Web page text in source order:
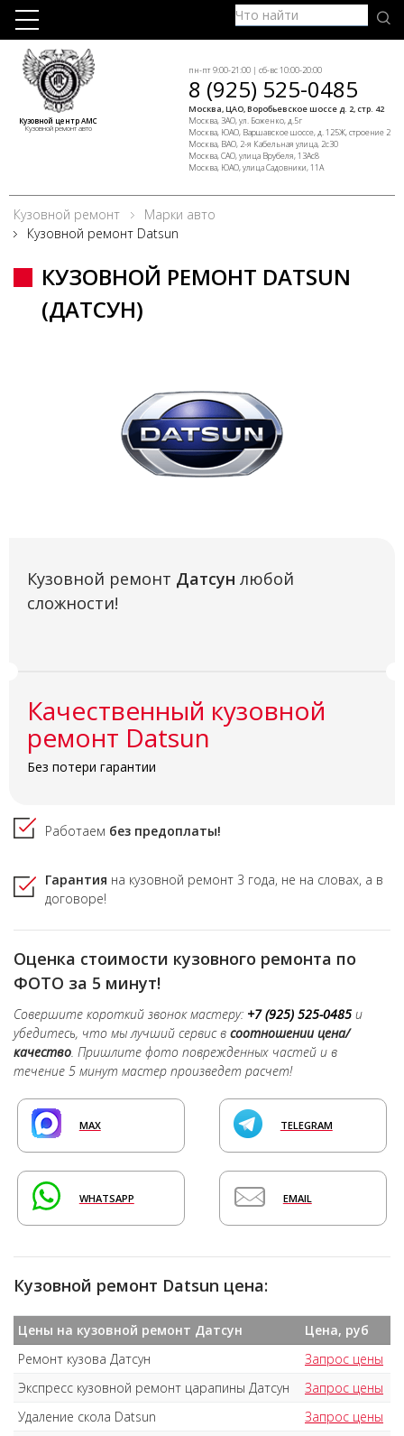
Кузовной центр АМС
Кузовной ремонт авто
пн-пт 9:00-21:00 | сб-вс 10:00-20:00
8 (925) 525-0485
Москва, ЦАО, Воробьевское шоссе д. 2, стр. 42
Москва, ЗАО, ул. Боженко, д.5г
Москва, ЮАО, Варшавское шоссе, д. 125Ж, строение 2
Москва, ВАО, 2-я Кабельная улица, 2с30
Москва, САО, улица Врубеля, 13Ас8
Москва, ЮАО, улица Садовники, 11А
Кузовной ремонт
Марки авто
Кузовной ремонт Datsun
КУЗОВНОЙ РЕМОНТ DATSUN
(ДАТСУН)
Кузовной ремонт Датсун любой
сложности!
Качественный кузовной
ремонт Datsun
Без потери гарантии
Работаем без предоплаты!
Гарантия на кузовной ремонт 3 года, не на словах, а в
договоре!
Оценка стоимости кузовного ремонта по
ФОТО за 5 минут!
Совершите короткий звонок мастеру: +7 (925) 525-0485 и
убедитесь, что мы лучший сервис в соотношении цена/
качество. Пришлите фото поврежденных частей и в
течение 5 минут мастер произведет расчет!
MAX TELEGRAM
WHATSAPP EMAIL
Кузовной ремонт Datsun цена:
Цены на кузовной ремонт Датсун
Цена, руб
Ремонт кузова Датсун
Запрос цены
Экспресс кузовной ремонт царапины Датсун
Запрос цены
Удаление скола Datsun
Запрос цены